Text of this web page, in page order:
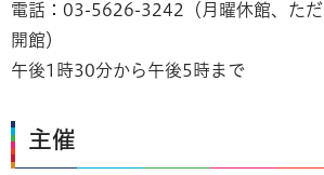
電話：03-5626-3242（月曜休館、た
開館）
午後1時30分から午後5時まで
主催